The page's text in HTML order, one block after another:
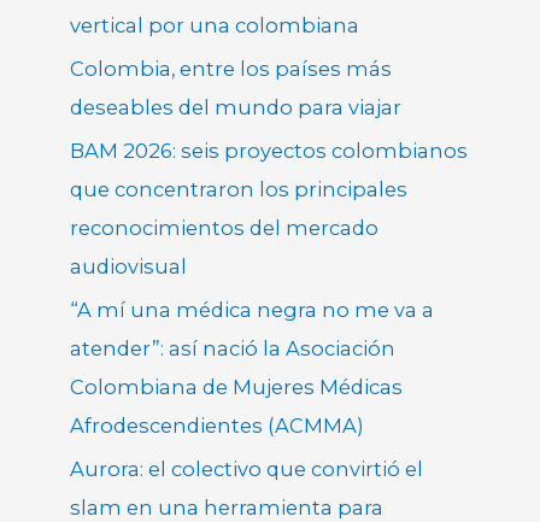
vertical por una colombiana
Colombia, entre los países más
deseables del mundo para viajar
BAM 2026: seis proyectos colombianos
que concentraron los principales
reconocimientos del mercado
audiovisual
“A mí una médica negra no me va a
atender”: así nació la Asociación
Colombiana de Mujeres Médicas
Afrodescendientes (ACMMA)
Aurora: el colectivo que convirtió el
slam en una herramienta para